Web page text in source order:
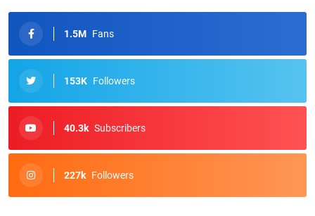
1.5M Fans
153K Followers
40.3k Subscribers
227k Followers